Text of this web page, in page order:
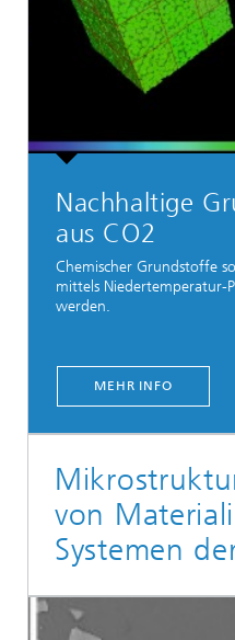
Nachhaltige
aus CO2
Chemischer Grundstoffe
mittels Niedertemperatur-
werden.
MEHR INFO
von
Systemen